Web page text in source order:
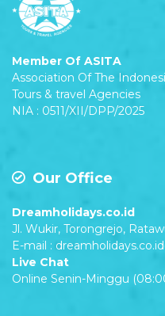
Member Of ASITA
Association Of The
Tours & travel Agencies
NIA : 0511/XII/DPP/2025
Our Office
Dreamholidays.co.id
Jl. Wukir, Torongrejo,
E-mail :
Live Chat
Online Senin-Minggu